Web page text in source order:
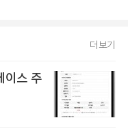
더보기
이스 주